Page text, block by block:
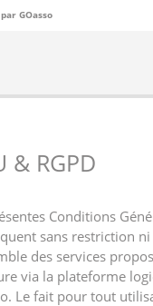
par GOasso
& RGPD
Conditions
sans restriction
des services
via la plateforme
Le fait pour tout